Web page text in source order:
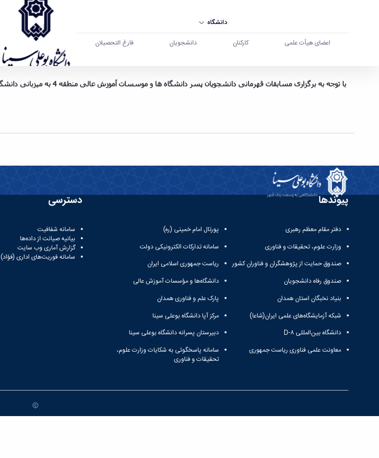
دانشگاه
اعضای هیأت علمی کارکنان دانشجویان فارغ التحصیلان
تعطیلی استخر دانشگاه در روز سه شنبه مورخ 96/9/21 - دانشگاه بوعلی سینا همدان
با توجه به برگزاری مسابقات قهرمانی دانشجویان پسر دانشگاه ها و موسسات آموزش عالی منطقه 4 به میزبانی دانشگاه بوعلی سینا، استخر دانشگاه در روز سه شنبه مورخ 96/9/21 تعطیل می باشد
پیوندها
دفتر مقام معظم رهبری
وزارت علوم، تحقیقات و فناوری
صندوق حمایت از پژوهشگران و فناوران کشور
صندوق رفاه دانشجویان
بنیاد نخبگان استان همدان
شبکه آزمایشگاه‌های علمی ایران(شاعا)
دانشگاه بین‌المللی D-۸
معاونت علمی فناوری ریاست جمهوری
پورتال امام خمینی (ره)
سامانه تدارکات الکترونیکی دولت
ریاست جمهوری اسلامی ایران
دانشگاه‌ها و مؤسسات آموزش عالی
پارک علم و فناوری همدان
مرکز آپا دانشگاه بوعلی سینا
دبیرستان پسرانه دانشگاه بوعلی سینا
سامانه پاسخگوئی به شکایات وزارت علوم،
تحقیقات و فناوری
دسترسی
سامانه شفافیت
بیانیه صیانت از داده‌ها
گزارش آماری وب‌ سایت
سامانه فوریت‌های اداری (فؤاد)